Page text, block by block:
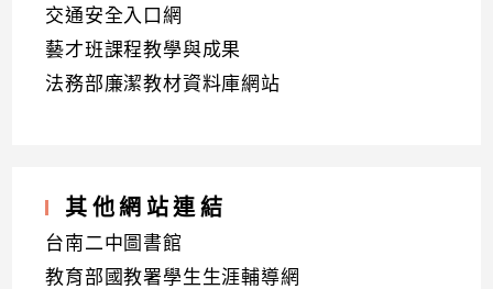
交通安全入口網
藝才班課程教學與成果
法務部廉潔教材資料庫網站
其他網站連結
台南二中圖書館
教育部國教署學生生涯輔導網